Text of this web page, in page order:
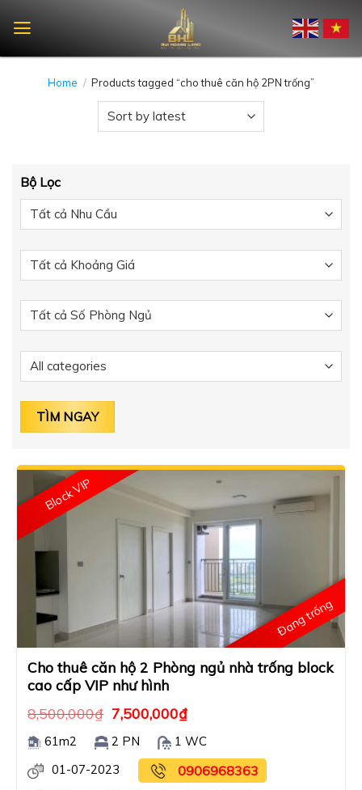
Home / Products tagged “cho thuê căn hộ 2PN trống”
Bộ Lọc
Đang trống
Block VIP
Cho thuê căn hộ 2 Phòng ngủ nhà trống block
cao cấp VIP như hình
8,500,000₫ 7,500,000₫
61m2 2 PN
1 WC
01-07-2023
0906968363